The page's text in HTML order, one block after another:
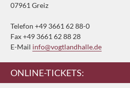
07961 Greiz
Telefon +49 3661 62 88-0
Fax +49 3661 62 88 28
E-Mail info@vogtlandhalle.de
ONLINE-TICKETS: